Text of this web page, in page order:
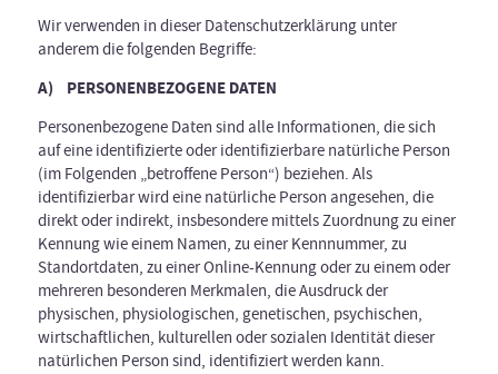
Wir verwenden in dieser Datenschutzerklärung unter
anderem die folgenden Begriffe:
A) PERSONENBEZOGENE DATEN
Personenbezogene Daten sind alle Informationen, die sich
auf eine identifizierte oder identifizierbare natürliche Person
(im Folgenden „betroffene Person“) beziehen. Als
identifizierbar wird eine natürliche Person angesehen, die
direkt oder indirekt, insbesondere mittels Zuordnung zu einer
Kennung wie einem Namen, zu einer Kennnummer, zu
Standortdaten, zu einer Online-Kennung oder zu einem oder
mehreren besonderen Merkmalen, die Ausdruck der
physischen, physiologischen, genetischen, psychischen,
wirtschaftlichen, kulturellen oder sozialen Identität dieser
natürlichen Person sind, identifiziert werden kann.